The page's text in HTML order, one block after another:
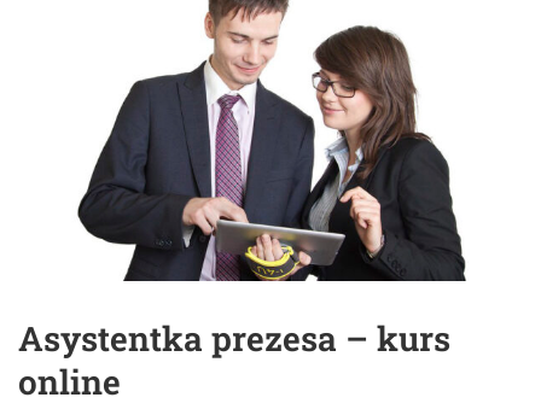
Asystentka prezesa – kurs
online